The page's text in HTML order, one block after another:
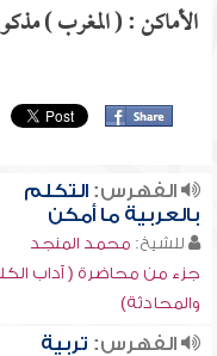
الأماكن : ( المغرب )
الفهرس:التكلم
بالعربية ما أمكن
للشيخ: محمد المنجد
جزء من محاضرة ( آداب
والمحادثة)
الفهرس: تربية